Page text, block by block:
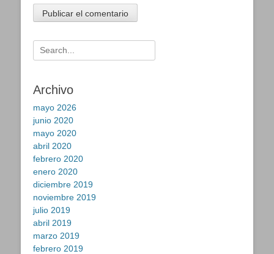
Buscar:
Archivo
mayo 2026
junio 2020
mayo 2020
abril 2020
febrero 2020
enero 2020
diciembre 2019
noviembre 2019
julio 2019
abril 2019
marzo 2019
febrero 2019